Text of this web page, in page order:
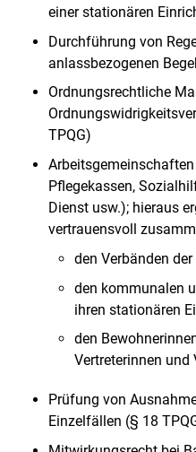
einer stationären
Durchführung von
anlassbezogenen
Ordnungsrechtliche
TPQG)
Pflegekassen,
Dienst usw.); hieraus
vertrauensvoll
den Verbänden
den kommunalen
ihren stationären
den
Vertreterinnen und
Prüfung von
Einzelfällen (§ 18